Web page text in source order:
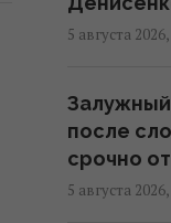
В
13:51 пятница,
В
5 августа
Залужный
после
срочно
5 августа